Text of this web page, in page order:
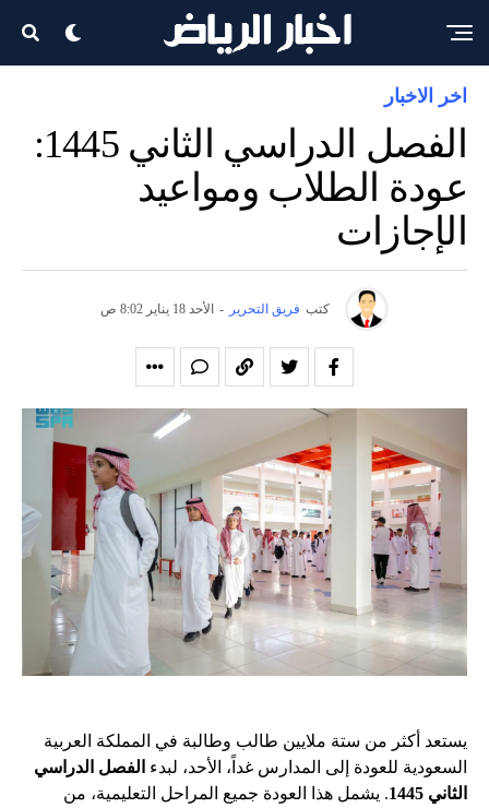
اخر الاخبار
الفصل الدراسي الثاني 1445:
عودة الطلاب ومواعيد
الإجازات
كتب فريق التحرير - الأحد 18 يناير 8:02 ص
يستعد أكثر من ستة ملايين طالب وطالبة في المملكة العربية
السعودية للعودة إلى المدارس غداً، الأحد، لبدء الفصل الدراسي
الثاني 1445
. يشمل هذا العودة جميع المراحل التعليمية، من